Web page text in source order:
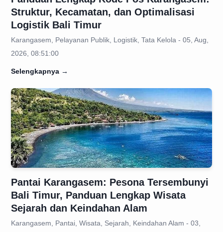
Struktur, Kecamatan, dan Optimalisasi
Logistik Bali Timur
Karangasem, Pelayanan Publik, Logistik, Tata Kelola - 05, Aug,
2026, 08:51:00
Selengkapnya →
Pantai Karangasem: Pesona Tersembunyi
Bali Timur, Panduan Lengkap Wisata
Sejarah dan Keindahan Alam
Karangasem, Pantai, Wisata, Sejarah, Keindahan Alam - 03,